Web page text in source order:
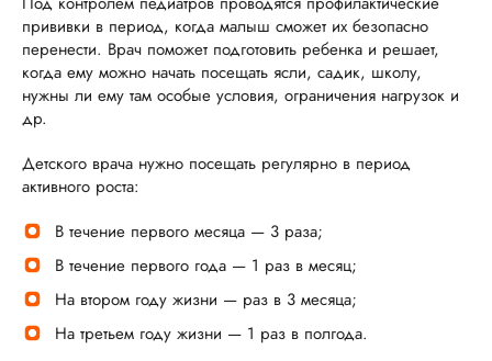
прививки в период, когда малыш сможет их безопасно
перенести. Врач поможет подготовить ребенка и решает,
когда ему можно начать посещать ясли, садик, школу,
нужны ли ему там особые условия, ограничения нагрузок и
др.
Детского врача нужно посещать регулярно в период
активного роста:
В течение первого месяца — 3 раза;
В течение первого года — 1 раз в месяц;
На втором году жизни — раз в 3 месяца;
На третьем году жизни — 1 раз в полгода.